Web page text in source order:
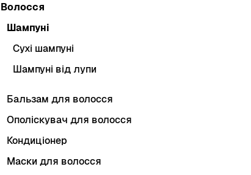
Волосся
Шампуні
Сухі шампуні
Шампуні від лупи
Бальзам для волосся
Ополіскувач для волосся
Кондиціонер
Маски для волосся